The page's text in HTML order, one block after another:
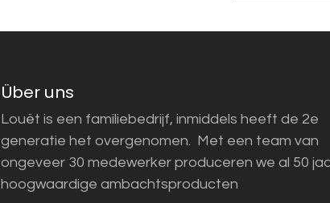
Über uns
Louët is een familiebedrijf, inmiddels heeft de 2e
generatie het overgenomen. Met een team van
ongeveer 30 medewerker produceren we al 50
hoogwaardige ambachtsproducten